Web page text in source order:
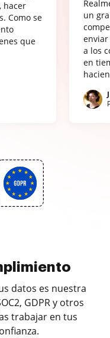
hacer
Como se
que
un
a los
en
datos es nuestra
GDPR y otros
trabajar en tus